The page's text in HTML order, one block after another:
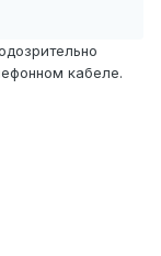
кабеле.